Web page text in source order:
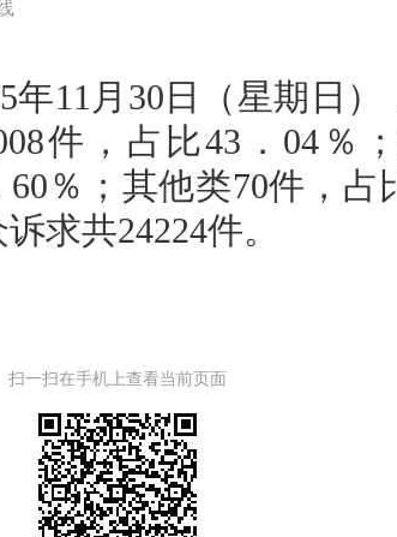
年11月30日（星期日
件，占比43．04％
％；其他类70件，
求共24224件。
扫一扫在手机上查看当前页面